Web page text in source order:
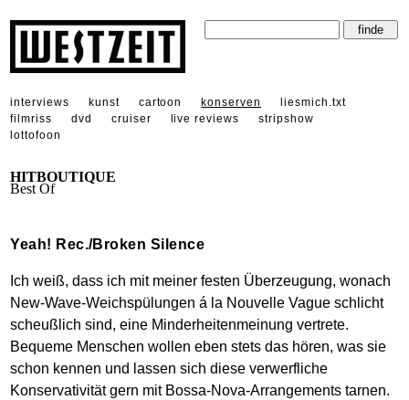
interviews kunst cartoon konserven
liesmich.txt
filmriss
dvd cruiser live reviews
stripshow
lottofoon
HITBOUTIQUE
Best Of
Yeah! Rec./Broken Silence
Ich weiß, dass ich mit meiner festen Überzeugung, wonach
New-Wave-Weichspülungen á la Nouvelle Vague schlicht
scheußlich sind, eine Minderheitenmeinung vertrete.
Bequeme Menschen wollen eben stets das hören, was sie
schon kennen und lassen sich diese verwerfliche
Konservativität gern mit Bossa-Nova-Arrangements tarnen.